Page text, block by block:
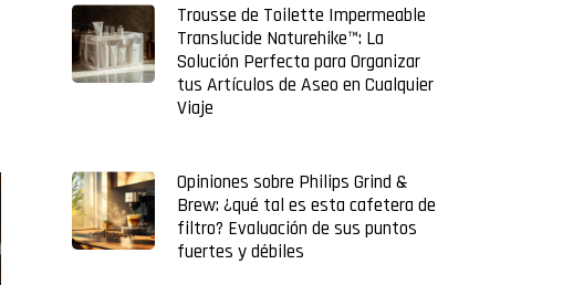
Trousse de Toilette Impermeable
Translucide Naturehike™: La
Solución Perfecta para Organizar
tus Artículos de Aseo en Cualquier
Viaje
Opiniones sobre Philips Grind &
Brew: ¿qué tal es esta cafetera de
filtro? Evaluación de sus puntos
fuertes y débiles